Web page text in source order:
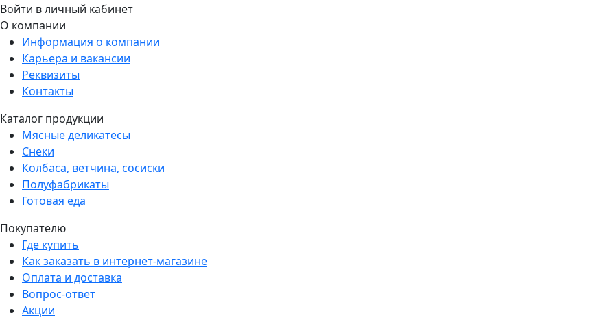
Войти в личный кабинет
О компании
Информация о компании
Карьера и вакансии
Реквизиты
Контакты
Каталог продукции
Мясные деликатесы
Снеки
Колбаса, ветчина, сосиски
Полуфабрикаты
Готовая еда
Покупателю
Где купить
Как заказать в интернет-магазине
Оплата и доставка
Вопрос-ответ
Акции